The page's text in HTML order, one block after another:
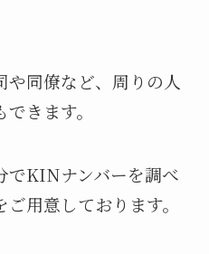
や同僚など、周りの人
きます。
でKINナンバーを調べ
用意しております。